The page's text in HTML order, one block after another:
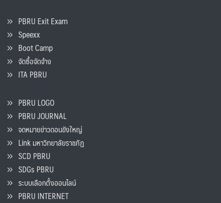
PBRU Exit Exam
Speexx
Boot Camp
จัดซื้อจัดจ้าง
ITA PBRU
PBRU LOGO
PBRU JOURNAL
จดหมายข่าวดอนขังใหญ่
Link มหาวิทยาลัยราชภัฏ
SCD PBRU
SDGs PBRU
ระบบเลือกตั้งออนไลน์
PBRU INTERNET